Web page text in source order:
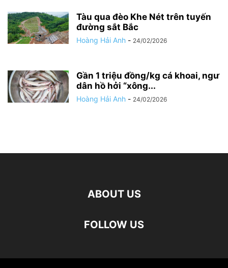
Tàu qua đèo Khe Nét trên tuyến
đường sắt Bắc
Hoàng Hải Anh - 24/02/2026
Gần 1 triệu đồng/kg cá khoai, ngư
dân hồ hởi “xông...
Hoàng Hải Anh - 24/02/2026
ABOUT US
FOLLOW US